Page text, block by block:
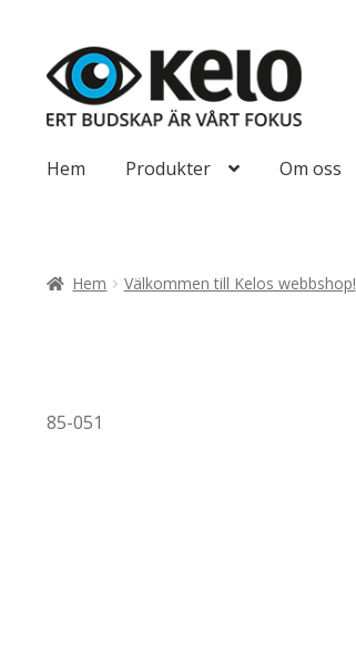
Hoppa
till
navigering
Hoppa
till
innehåll
Hem Produkter Om oss
Hem Välkommen till Kelos webbshop!
85-051